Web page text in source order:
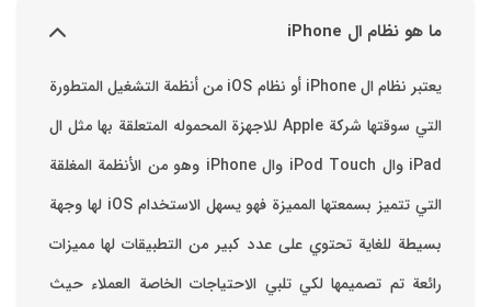
ما هو نظام ال iPhone
يعتبر نظام ال iPhone أو نظام iOS من أنظمة التشغيل المتطورة
التي سوقتها شركة Apple للاجهزة المحموله المتعلقة بها مثل ال
iPad وال iPod Touch وال iPhone وهو من الأنظمة المغلقة
التي تتميز بسمعتها المميزة فهو يسهل الاستخدام ‏iOS لها وجهة
بسيطة للغاية تحتوي على عدد كبير من التطبيقات لها مميزات
رائعة تم تصميمها لكي تلبي الاحتياجات الخاصة العملاء حيث